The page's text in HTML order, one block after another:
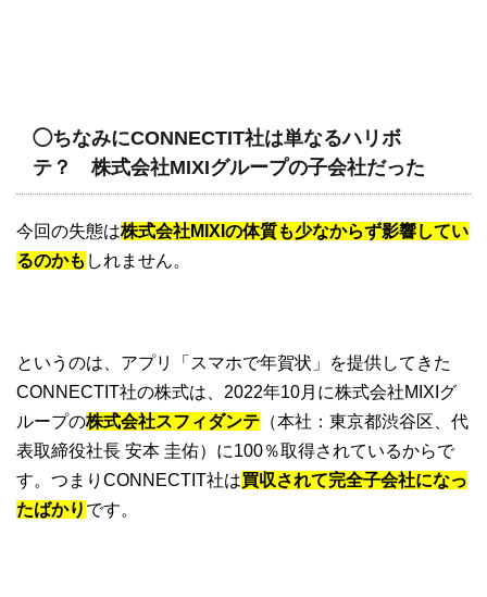
◯ちなみにCONNECTIT社は単なるハリボ
テ？ 株式会社MIXIグループの子会社だった
今回の失態は株式会社MIXIの体質も少なからず影響してい
るのかも しれません。
というのは、アプリ「スマホで年賀状」を提供してきた
CONNECTIT社の株式は、2022年10月に株式会社MIXIグ
ループの株式会社スフィダンテ （本社：東京都渋谷区、代
表取締役社長 安本 圭佑）に100％取得されているからで
す。つまりCONNECTIT社は買収されて完全子会社になっ
たばかり です。